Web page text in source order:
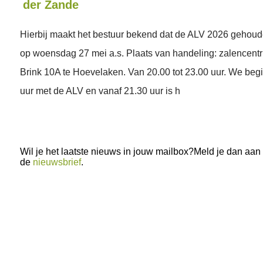
der Zande
Hierbij maakt het bestuur bekend dat de ALV 2026
op woensdag 27 mei a.s. Plaats van handeling:
Brink 10A te Hoevelaken. Van 20.00 tot 23.00 uur. We
uur met de ALV en vanaf 21.30 uur is h
Wil je het laatste nieuws in jouw mailbox?Meld je dan aan
de nieuwsbrief.